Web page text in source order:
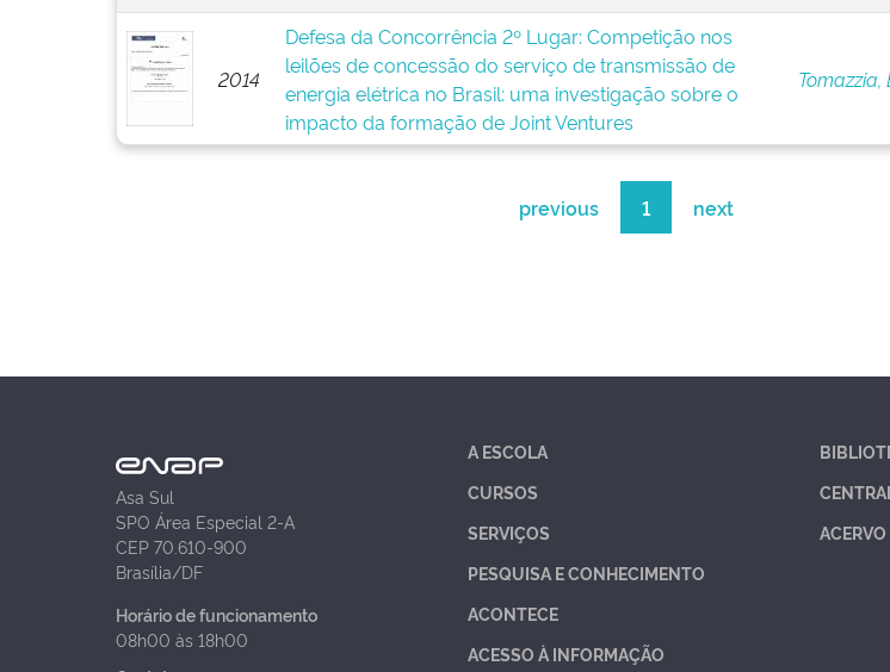
2014
Defesa da Concorrência 2º Lugar: Competição nos
leilões de concessão do serviço de transmissão de
energia elétrica no Brasil: uma investigação sobre o
impacto da formação de Joint Ventures
previous 1 next
Asa Sul
SPO Área Especial 2-A
CEP 70.610-900
Brasília/DF
Horário de funcionamento
08h00 às 18h00
A ESCOLA
CURSOS
SERVIÇOS
PESQUISA E CONHECIMENTO
ACONTECE
ACESSO À INFORMAÇÃO